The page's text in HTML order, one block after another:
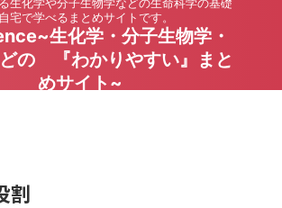
宅で学べるまとめサイトです。
生化学・分子生物学・
の 『わかりやすい』まと
めサイト~
割